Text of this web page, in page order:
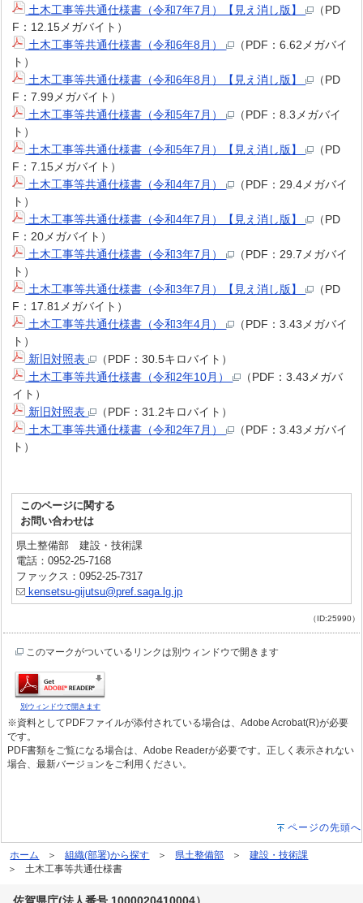
土木工事等共通仕様書（令和7年7月）【見え消し版】
（PD
F：12.15メガバイト）
土木工事等共通仕様書（令和6年8月）
（PDF：6.62メガバイ
ト）
土木工事等共通仕様書（令和6年8月）【見え消し版】
（PD
F：7.99メガバイト）
土木工事等共通仕様書（令和5年7月）
（PDF：8.3メガバイ
ト）
土木工事等共通仕様書（令和5年7月）【見え消し版】
（PD
F：7.15メガバイト）
土木工事等共通仕様書（令和4年7月）
（PDF：29.4メガバイ
ト）
土木工事等共通仕様書（令和4年7月）【見え消し版】
（PD
F：20メガバイト）
土木工事等共通仕様書（令和3年7月）
（PDF：29.7メガバイ
ト）
土木工事等共通仕様書（令和3年7月）【見え消し版】
（PD
F：17.81メガバイト）
土木工事等共通仕様書（令和3年4月）
（PDF：3.43メガバイ
ト）
新旧対照表
（PDF：30.5キロバイト）
土木工事等共通仕様書（令和2年10月）
（PDF：3.43メガバ
イト）
新旧対照表
（PDF：31.2キロバイト）
土木工事等共通仕様書（令和2年7月）
（PDF：3.43メガバイ
ト）
このページに関する
お問い合わせは
県土整備部 建設・技術課
電話：0952-25-7168
ファックス：0952-25-7317
kensetsu-gijutsu@pref.saga.lg.jp
（ID:25990）
このマークがついているリンクは別ウィンドウで開きます
別ウィンドウで開きます
※資料としてPDFファイルが添付されている場合は、Adobe Acrobat(R)が必要
です。
PDF書類をご覧になる場合は、Adobe Readerが必要です。正しく表示されない
場合、最新バージョンをご利用ください。
ページの先頭へ
ホーム 組織(部署)から探す 県土整備部
建設・技術課
土木工事等共通仕様書